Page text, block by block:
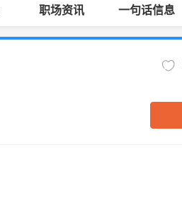
职场资讯 一句话信息